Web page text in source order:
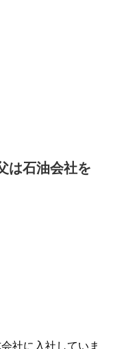
は石油会社を
社に入社していま